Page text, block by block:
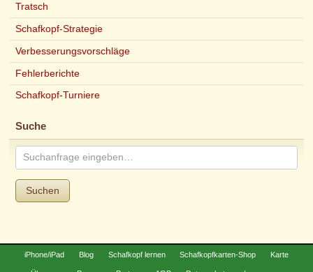
Tratsch
Schafkopf-Strategie
Verbesserungsvorschläge
Fehlerberichte
Schafkopf-Turniere
Suche
Suchen
iPhone/iPad Blog Schafkopf lernen Schafkopfkarten-Shop Karte